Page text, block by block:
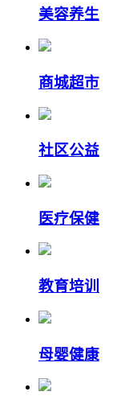
美容养生
商城超市
社区公益
医疗保健
教育培训
母婴健康